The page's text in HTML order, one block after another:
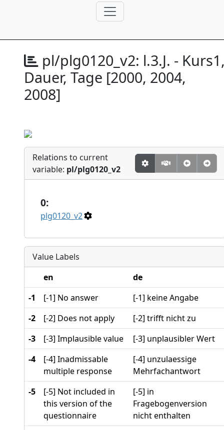
pl/plg0120_v2: l.3.J. -
Dauer, Tage [2000, 2004,
2008]
Relations to current
variable: pl/plg0120_v2
0:
plg0120_v2
Value Labels
en
de
-1
[-1] No answer
[-1] keine Angabe
-2
[-2] Does not apply
[-2] trifft nicht zu
-3
[-3] Implausible value
[-3] unplausibler Wert
-4
[-4] Inadmissable
multiple response
[-4] unzulaessige
Mehrfachantwort
-5
[-5] Not included in
this version of the
questionnaire
[-5] in
Fragebogenversion
nicht enthalten